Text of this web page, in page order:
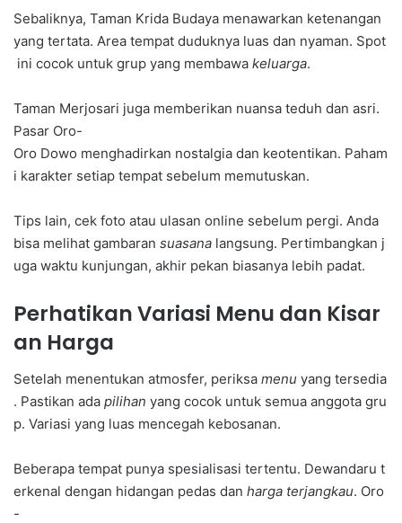
Sebaliknya, Taman Krida Budaya menawarkan ketenangan
yang tertata. Area tempat duduknya luas dan nyaman. Spot
ini cocok untuk grup yang membawa keluarga.
Taman Merjosari juga memberikan nuansa teduh dan asri.
Pasar Oro-
Oro Dowo menghadirkan nostalgia dan keotentikan. Paham
i karakter setiap tempat sebelum memutuskan.
Tips lain, cek foto atau ulasan online sebelum pergi. Anda
bisa melihat gambaran suasana langsung. Pertimbangkan j
uga waktu kunjungan, akhir pekan biasanya lebih padat.
Perhatikan Variasi Menu dan Kisar
an Harga
Setelah menentukan atmosfer, periksa menu yang tersedia
. Pastikan ada pilihan yang cocok untuk semua anggota gru
p. Variasi yang luas mencegah kebosanan.
Beberapa tempat punya spesialisasi tertentu. Dewandaru t
erkenal dengan hidangan pedas dan harga terjangkau. Oro
-